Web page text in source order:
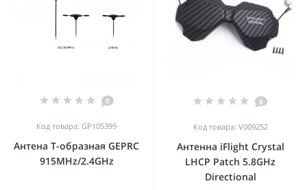
0
Код товара: GP105399
Антена Т-образная GEPRC
915MHz/2.4GHz
0
Код товара: V009252
Антенна iFlight Crystal
LHCP Patch 5.8GHz
Directional